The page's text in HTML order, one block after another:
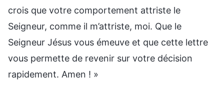
crois que votre comportement attriste le
Seigneur, comme il m’attriste, moi. Que le
Seigneur Jésus vous émeuve et que cette lettre
vous permette de revenir sur votre décision
rapidement. Amen ! »